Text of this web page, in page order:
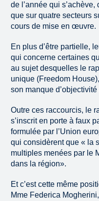
de l’année qui
que sur quatre secteurs
cours de mise en œuvre.
En plus d’être partielle,
qui concerne certaines
au sujet desquelles le
unique (Freedom
son manque d’objectivité
Outre ces raccourcis, le
s’inscrit en porte à faux
formulée par l’Union
qui considèrent que « la
multiples menées par le
dans la région».
Et c’est cette même
Mme Federica